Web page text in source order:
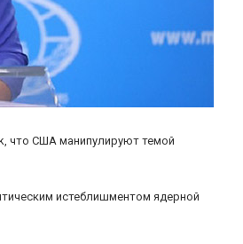
что США манипулируют темой
истеблишментом ядерной